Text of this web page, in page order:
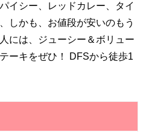
イシー、レッドカレー、タイ
しかも、お値段が安いのもう
には、ジューシー＆ボリュー
ーキをぜひ！ DFSから徒歩1